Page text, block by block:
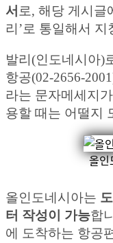
서 로, 해당 게시글
리’로 통일해서
발리(인도네시아)
항공(02-2656-
라는 문자메세지
용할 때는 어떨지
올인도네시아는
터 작성이 가능합
에 도착하는 항공